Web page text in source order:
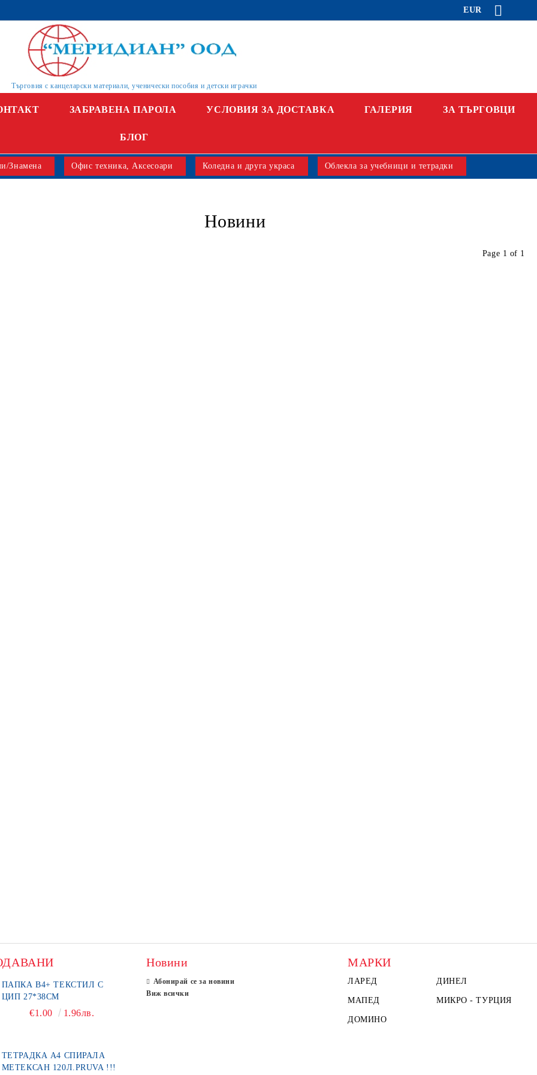
EUR
Търговия с канцеларски материали, ученически пособия и детски играчки
ЗАБРАВЕНА ПАРОЛА УСЛОВИЯ ЗА ДОСТАВКА ГАЛЕРИЯ ЗА ТЪРГОВЦИ
БЛОГ
Знамена Офис техника, Аксесоари Коледна и друга украса Облекла за учебници и тетрадки
Новини
Page 1 of 1
ПАПКА В4+ ТЕКСТИЛ С
ЦИП 27*38СМ
€1.00 1.96лв.
ТЕТРАДКА А4 СПИРАЛА
МЕТЕКСАН 120Л.PRUVA !!!
Новини
Абонирай се за новини
Виж всички
МАРКИ
ЛАРЕД ДИНЕЛ
МАПЕД МИКРО - ТУРЦИЯ
ДОМИНО